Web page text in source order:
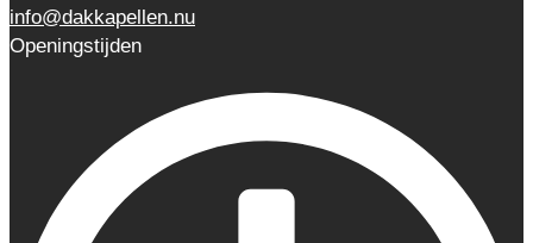
info@dakkapellen.nu
Openingstijden